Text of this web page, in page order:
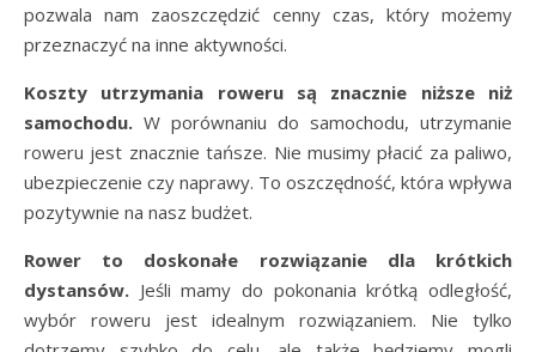
pozwala nam zaoszczędzić cenny czas, który możemy
przeznaczyć na inne aktywności.
Koszty utrzymania roweru są znacznie niższe niż
samochodu. W porównaniu do samochodu, utrzymanie
roweru jest znacznie tańsze. Nie musimy płacić za paliwo,
ubezpieczenie czy naprawy. To oszczędność, która wpływa
pozytywnie na nasz budżet.
Rower to doskonałe rozwiązanie dla krótkich
dystansów. Jeśli mamy do pokonania krótką odległość,
wybór roweru jest idealnym rozwiązaniem. Nie tylko